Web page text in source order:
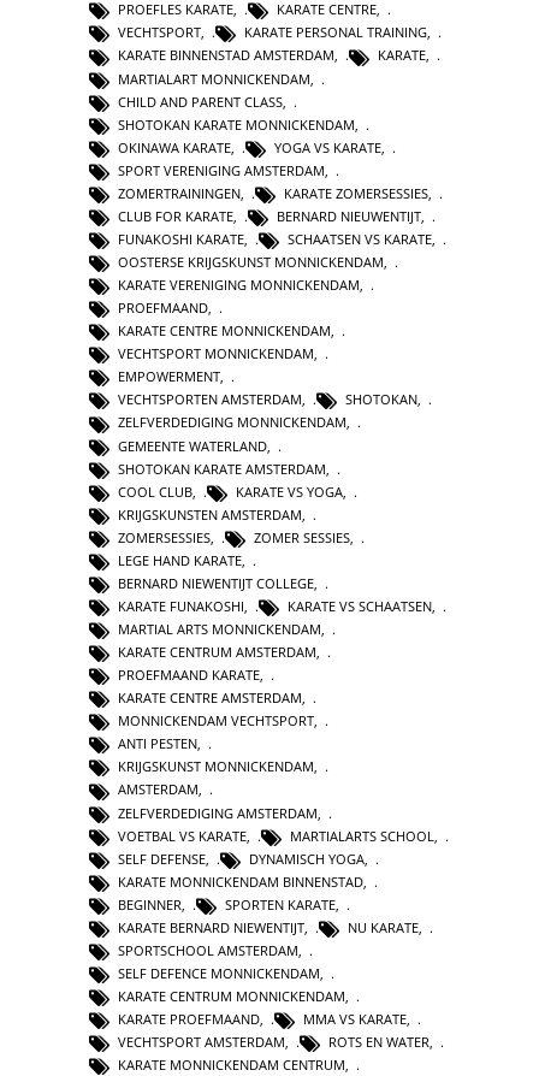
PROEFLES KARATE, KARATE CENTRE,
VECHTSPORT, KARATE PERSONAL TRAINING,
KARATE BINNENSTAD AMSTERDAM, KARATE,
MARTIALART MONNICKENDAM
CHILD AND PARENT CLASS
SHOTOKAN KARATE MONNICKENDAM
OKINAWA KARATE
YOGA VS KARATE
SPORT VERENIGING AMSTERDAM
ZOMERTRAININGEN
KARATE ZOMERSESSIES
CLUB FOR KARATE
BERNARD NIEUWENTIJT
FUNAKOSHI KARATE
SCHAATSEN VS KARATE
OOSTERSE KRIJGSKUNST MONNICKENDAM,
KARATE VERENIGING MONNICKENDAM,
PROEFMAAND,
KARATE CENTRE MONNICKENDAM,
VECHTSPORT MONNICKENDAM,
EMPOWERMENT,
VECHTSPORTEN AMSTERDAM, SHOTOKAN,
ZELFVERDEDIGING MONNICKENDAM,
GEMEENTE WATERLAND
SHOTOKAN KARATE AMSTERDAM
COOL CLUB
KARATE VS YOGA
KRIJGSKUNSTEN AMSTERDAM
ZOMERSESSIES
ZOMER SESSIES
LEGE HAND KARATE
BERNARD NIEWENTIJT COLLEGE
KARATE FUNAKOSHI
KARATE VS SCHAATSEN
MARTIAL ARTS MONNICKENDAM,
KARATE CENTRUM AMSTERDAM,
PROEFMAAND KARATE,
KARATE CENTRE AMSTERDAM,
MONNICKENDAM VECHTSPORT,
ANTI PESTEN,
KRIJGSKUNST MONNICKENDAM,
AMSTERDAM,
ZELFVERDEDIGING AMSTERDAM
VOETBAL VS KARATE
MARTIALARTS SCHOOL
SELF DEFENSE
DYNAMISCH YOGA
KARATE MONNICKENDAM BINNENSTAD
BEGINNER
SPORTEN KARATE
KARATE BERNARD NIEWENTIJT
NU KARATE
SPORTSCHOOL AMSTERDAM
SELF DEFENCE MONNICKENDAM
KARATE CENTRUM MONNICKENDAM,
KARATE PROEFMAAND, MMA VS KARATE,
VECHTSPORT AMSTERDAM, ROTS EN WATER,
KARATE MONNICKENDAM CENTRUM,